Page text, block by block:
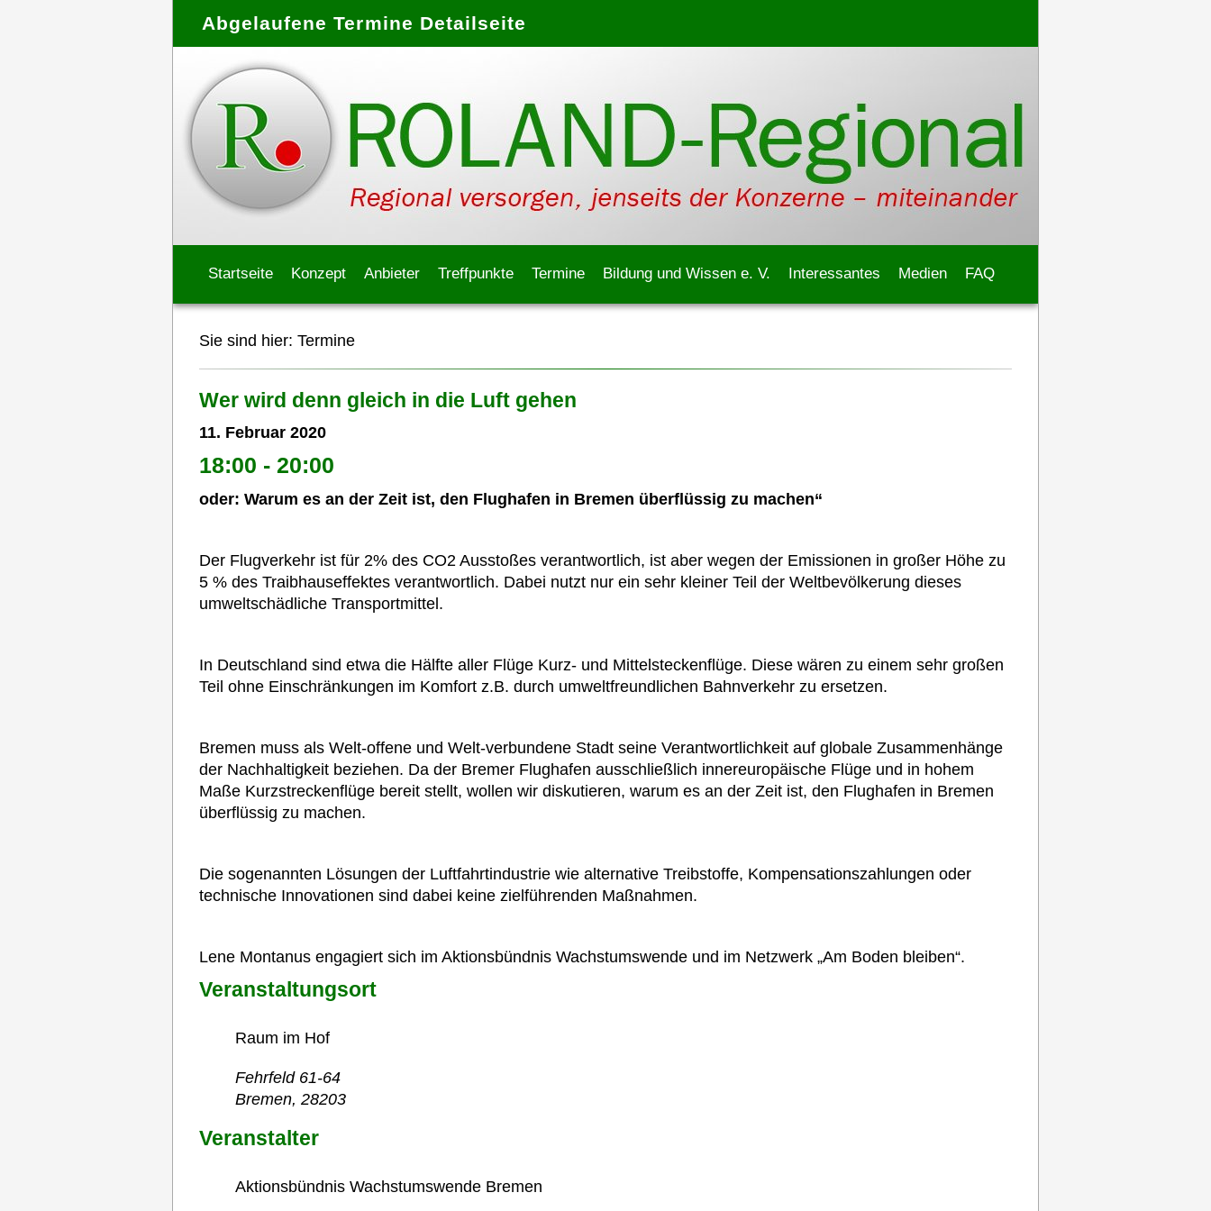
Abgelaufene Termine Detailseite
Startseite Konzept Anbieter Treffpunkte Termine Bildung und Wissen e. V. Interessantes Medien FAQ
Sie sind hier: Termine
Wer wird denn gleich in die Luft gehen
11. Februar 2020
18:00 - 20:00
oder: Warum es an der Zeit ist, den Flughafen in Bremen überflüssig zu machen“
Der Flugverkehr ist für 2% des CO2 Ausstoßes verantwortlich, ist aber wegen der Emissionen in großer Höhe zu
5 % des Traibhauseffektes verantwortlich. Dabei nutzt nur ein sehr kleiner Teil der Weltbevölkerung dieses
umweltschädliche Transportmittel.
In Deutschland sind etwa die Hälfte aller Flüge Kurz- und Mittelsteckenflüge. Diese wären zu einem sehr großen
Teil ohne Einschränkungen im Komfort z.B. durch umweltfreundlichen Bahnverkehr zu ersetzen.
Bremen muss als Welt-offene und Welt-verbundene Stadt seine Verantwortlichkeit auf globale Zusammenhänge
der Nachhaltigkeit beziehen. Da der Bremer Flughafen ausschließlich innereuropäische Flüge und in hohem
Maße Kurzstreckenflüge bereit stellt, wollen wir diskutieren, warum es an der Zeit ist, den Flughafen in Bremen
überflüssig zu machen.
Die sogenannten Lösungen der Luftfahrtindustrie wie alternative Treibstoffe, Kompensationszahlungen oder
technische Innovationen sind dabei keine zielführenden Maßnahmen.
Lene Montanus engagiert sich im Aktionsbündnis Wachstumswende und im Netzwerk „Am Boden bleiben“.
Veranstaltungsort
Raum im Hof
Fehrfeld 61-64
Bremen, 28203
Veranstalter
Aktionsbündnis Wachstumswende Bremen